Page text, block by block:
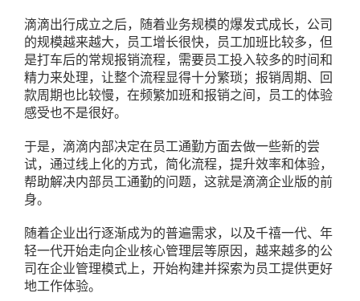
滴滴出行成立之后，随着业务规模的爆发式成长，公司
的规模越来越大，员工增长很快，员工加班比较多，但
是打车后的常规报销流程，需要员工投入较多的时间和
精力来处理，让整个流程显得十分繁琐；报销周期、回
款周期也比较慢，在频繁加班和报销之间，员工的体验
感受也不是很好。
于是，滴滴内部决定在员工通勤方面去做一些新的尝
试，通过线上化的方式，简化流程，提升效率和体验，
帮助解决内部员工通勤的问题，这就是滴滴企业版的前
身。
随着企业出行逐渐成为的普遍需求，以及千禧一代、年
轻一代开始走向企业核心管理层等原因，越来越多的公
司在企业管理模式上，开始构建并探索为员工提供更好
地工作体验。